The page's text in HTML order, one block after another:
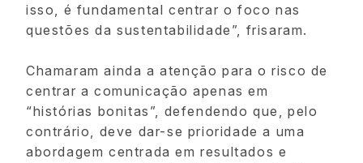
isso, é fundamental centrar o foco nas
questões da sustentabilidade”, frisaram.
Chamaram ainda a atenção para o risco de
centrar a comunicação apenas em
“histórias bonitas”, defendendo que, pelo
contrário, deve dar-se prioridade a uma
abordagem centrada em resultados e